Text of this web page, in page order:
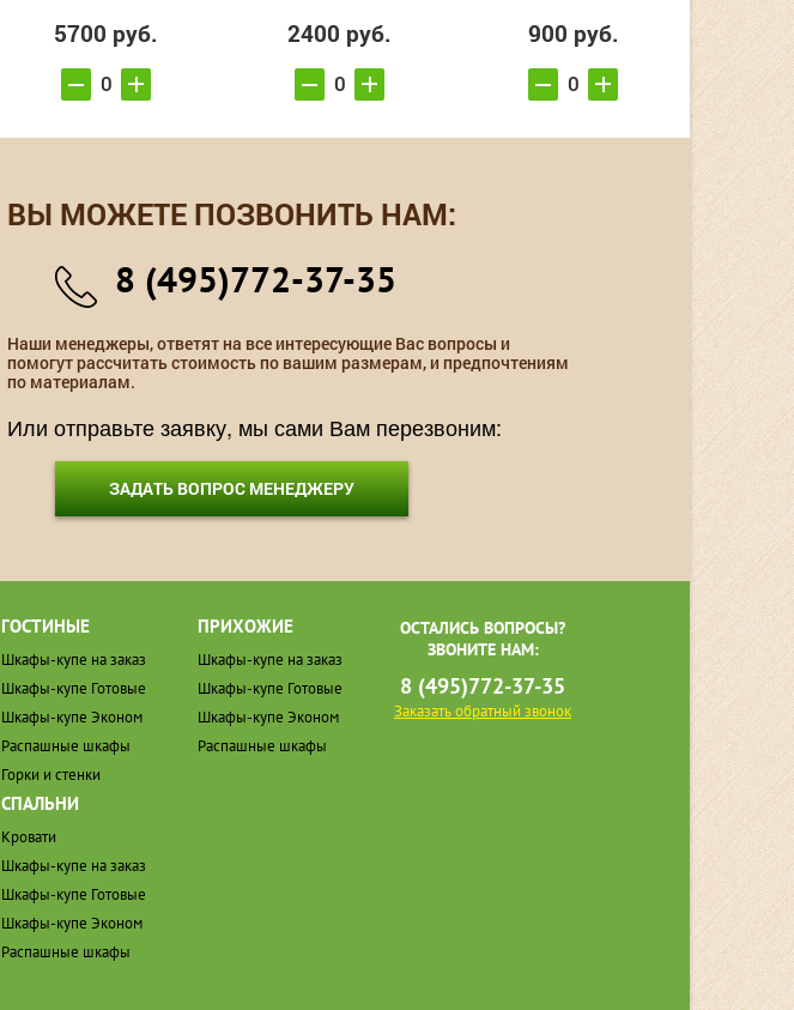
5700 руб. 2400 руб. 900 руб.
ВЫ МОЖЕТЕ ПОЗВОНИТЬ НАМ:
8 (495)772-37-35
Наши менеджеры, ответят на все интересующие Вас вопросы и
помогут рассчитать стоимость по вашим размерам, и предпочтениям
по материалам.
Или отправьте заявку, мы сами Вам перезвоним:
ЗАДАТЬ ВОПРОС МЕНЕДЖЕРУ
ГОСТИНЫЕ
Шкафы-купе на заказ
Шкафы-купе Готовые
Шкафы-купе Эконом
Распашные шкафы
Горки и стенки
СПАЛЬНИ
Кровати
Шкафы-купе на заказ
Шкафы-купе Готовые
Шкафы-купе Эконом
Распашные шкафы
ПРИХОЖИЕ
Шкафы-купе на заказ
Шкафы-купе Готовые
Шкафы-купе Эконом
Распашные шкафы
ОСТАЛИСЬ ВОПРОСЫ?
ЗВОНИТЕ НАМ:
8 (495)772-37-35
Заказать обратный звонок